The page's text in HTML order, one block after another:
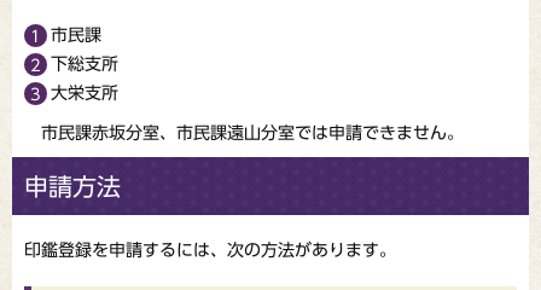
市民課
下総支所
大栄支所
市民課赤坂分室、市民課遠山分室では申請できません。
申請方法
印鑑登録を申請するには、次の方法があります。